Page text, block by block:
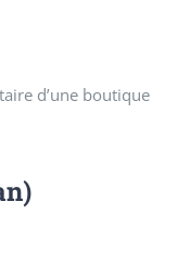
d’une boutique